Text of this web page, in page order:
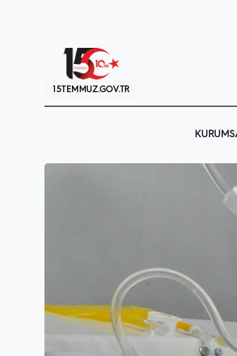
15TEMMUZ.GOV.TR